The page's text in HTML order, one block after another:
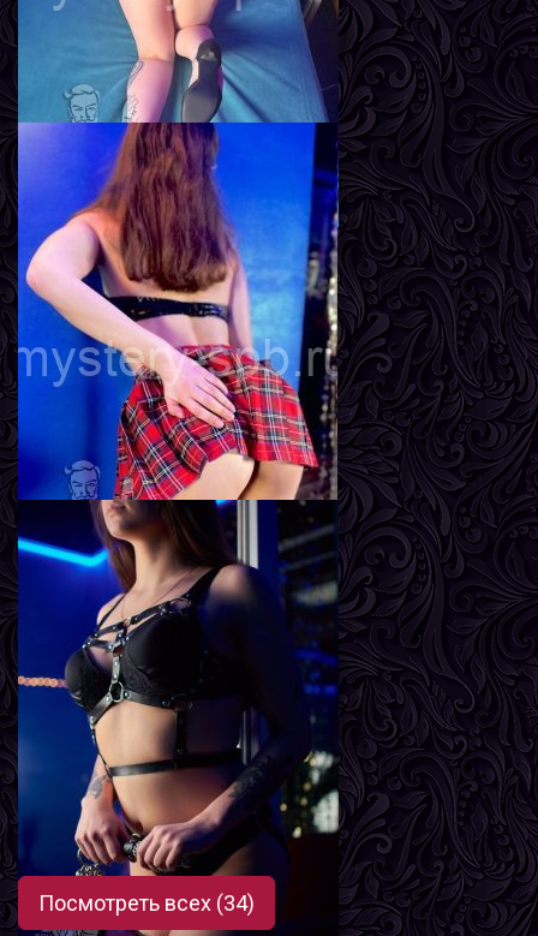
Линда
Возраст
23
Рост
167 см
57 кг
2-й
Возраст18
169 см
Вес
52 кг
2-й
Посмотреть всех (34)